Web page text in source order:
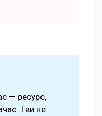
— ресурс,
І ви не